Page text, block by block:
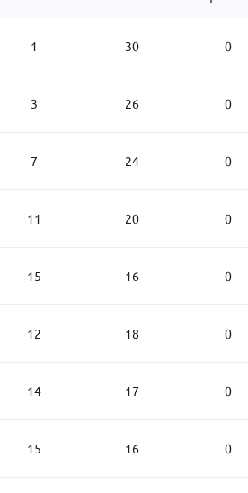
1 30 0
3 26 0
7 24 0
11 20 0
15 16 0
12 18 0
14 17 0
15 16 0